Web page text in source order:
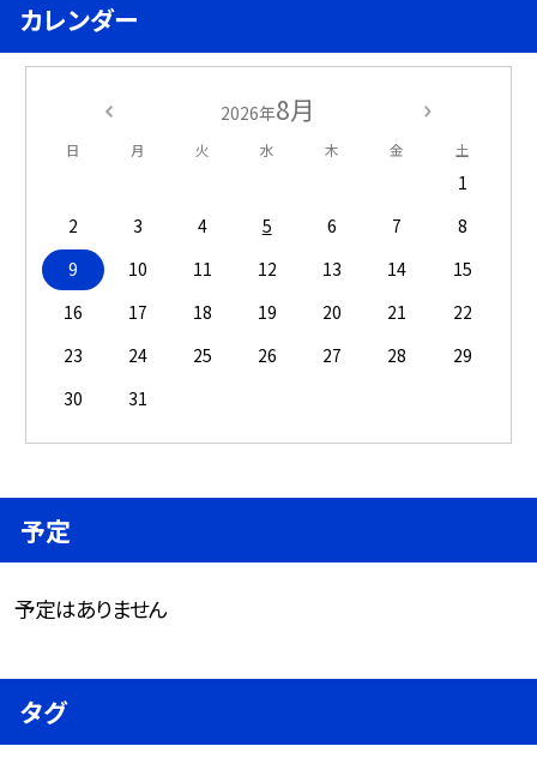
カレンダー
2026年8月
日 月 火 水 木 金 土
1
2
3 4 5 6 7
8
9
10 11 12 13 14
15
16
17 18 19 20 21
22
23
24 25 26 27 28
29
30
31
予定
予定はありません
タグ